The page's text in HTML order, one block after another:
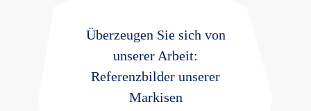
Überzeugen Sie sich von
unserer Arbeit:
Referenzbilder unserer
Markisen